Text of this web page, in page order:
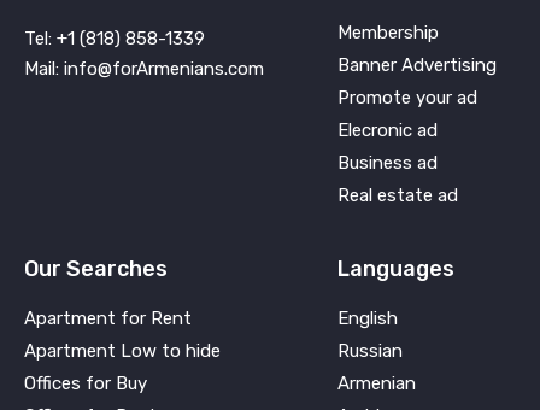
Tel: +1 (818) 858-1339
Mail: info@forArmenians.com
Membership
Banner Advertising
Promote your ad
Elecronic ad
Business ad
Real estate ad
Our Searches
Apartment for Rent
Apartment Low to hide
Offices for Buy
Languages
English
Russian
Armenian